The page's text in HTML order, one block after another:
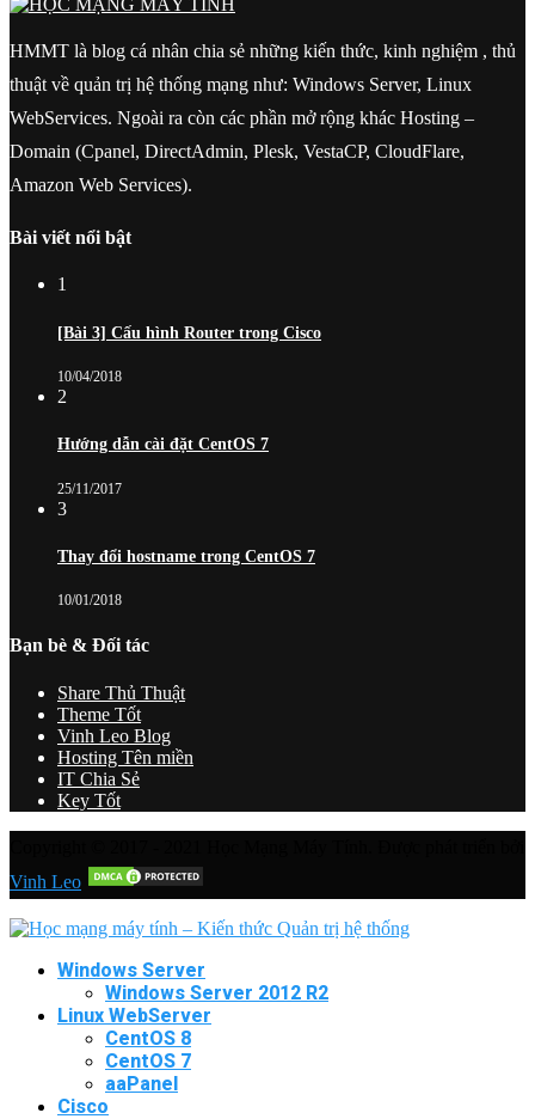
HMMT là blog cá nhân chia sẻ những kiến thức, kinh nghiệm , thủ
thuật về quản trị hệ thống mạng như: Windows Server, Linux
WebServices. Ngoài ra còn các phần mở rộng khác Hosting –
Domain (Cpanel, DirectAdmin, Plesk, VestaCP, CloudFlare,
Amazon Web Services).
Bài viết nổi bật
1
[Bài 3] Cấu hình Router trong Cisco
10/04/2018
2
Hướng dẫn cài đặt CentOS 7
25/11/2017
3
Thay đổi hostname trong CentOS 7
10/01/2018
Bạn bè & Đối tác
Share Thủ Thuật
Theme Tốt
Vinh Leo Blog
Hosting Tên miền
IT Chia Sẻ
Key Tốt
Vinh Leo
Windows Server
Windows Server 2012 R2
Linux WebServer
CentOS 8
CentOS 7
aaPanel
Cisco